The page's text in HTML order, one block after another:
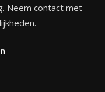
Neem contact met